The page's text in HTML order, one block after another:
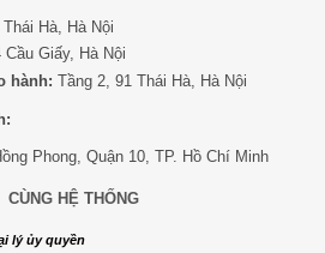
Thái Hà, Hà Nội
Cầu Giấy, Hà Nội
hành: Tầng 2, 91 Thái Hà, Hà Nội
Phong, Quận 10, TP. Hồ Chí Minh
CÙNG HỆ THỐNG
lý ủy quyền